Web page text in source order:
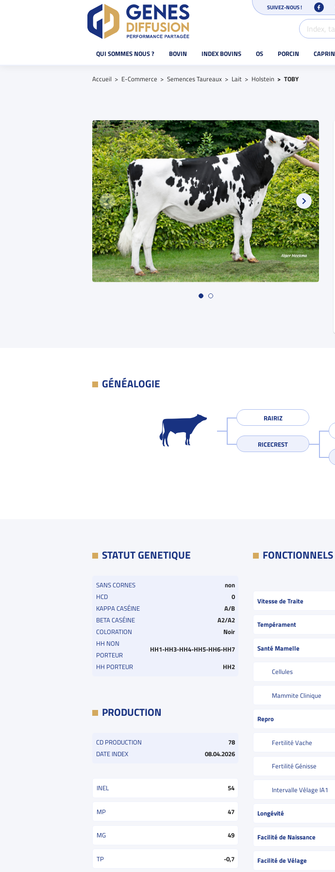
SUIVEZ-NOUS !
QUI SOMMES NOUS ? BOVIN INDEX BOVINS OS PORCIN CAPRIN
Accueil E-Commerce Semences Taureaux Lait Holstein
TOBY
GÉNÉALOGIE
RAIRIZ
RICECREST
STATUT GENETIQUE
SANS CORNES
non
HCD
0
KAPPA CASÉINE
A/B
BETA CASÉINE
A2/A2
COLORATION
Noir
HH NON
PORTEUR
HH1-HH3-HH4-HH5-HH6-HH7
HH PORTEUR
HH2
PRODUCTION
CD PRODUCTION
78
DATE INDEX
08.04.2026
INEL 54
MP 47
MG 49
TP -0,7
FONCTIONNELS
Vitesse de Traite
Tempérament
Santé Mamelle
Cellules
Mammite Clinique
Repro
Fertilité Vache
Fertilité Génisse
Intervalle Vêlage IA1
Longévité
Facilité de Naissance
Facilité de Vélage